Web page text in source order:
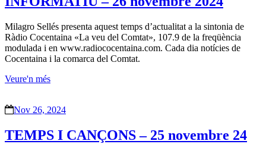
Milagro Sellés presenta aquest temps d’actualitat a la sintonia de
Ràdio Cocentaina «La veu del Comtat», 107.9 de la freqüència
modulada i en www.radiococentaina.com. Cada dia notícies de
Cocentaina i la comarca del Comtat.
Veure'n més
Nov 26, 2024
TEMPS I CANÇONS – 25 novembre 24